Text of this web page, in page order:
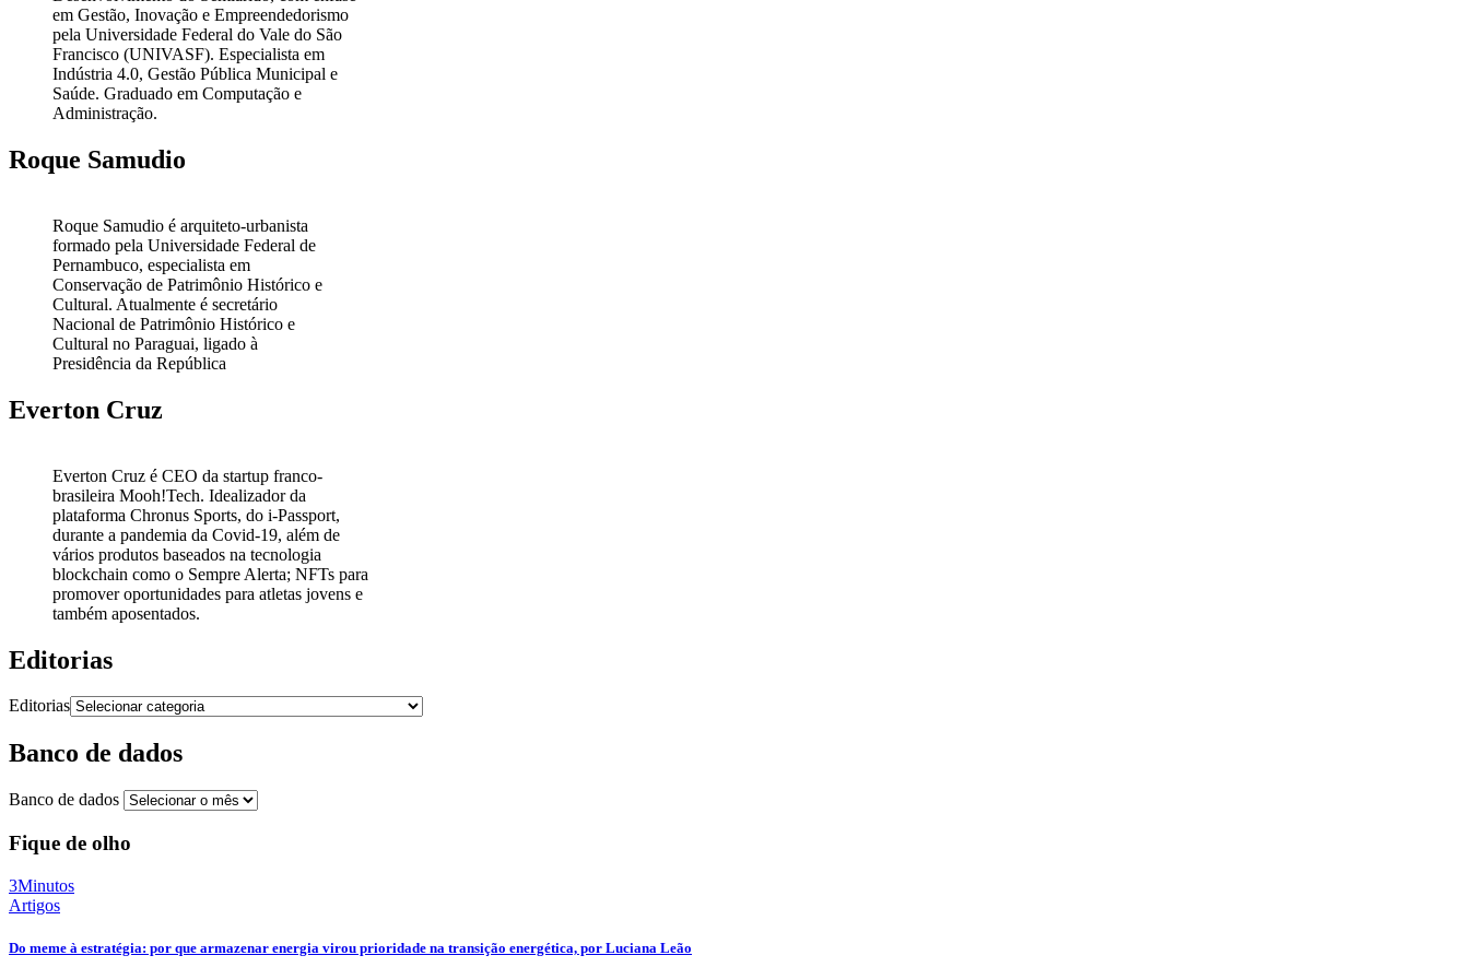
em Gestão, Inovação e Empreendedorismo
pela Universidade Federal do Vale do São
Francisco (UNIVASF). Especialista em
Indústria 4.0, Gestão Pública Municipal e
Saúde. Graduado em Computação e
Administração.
Roque Samudio
Roque Samudio é arquiteto-urbanista
formado pela Universidade Federal de
Pernambuco, especialista em
Conservação de Patrimônio Histórico e
Cultural. Atualmente é secretário
Nacional de Patrimônio Histórico e
Cultural no Paraguai, ligado à
Presidência da República
Everton Cruz
Everton Cruz é CEO da startup franco-
brasileira Mooh!Tech. Idealizador da
plataforma Chronus Sports, do i-Passport,
durante a pandemia da Covid-19, além de
vários produtos baseados na tecnologia
blockchain como o Sempre Alerta; NFTs para
promover oportunidades para atletas jovens e
também aposentados.
Editorias
Editorias
Banco de dados
Banco de dados
Fique de olho
3Minutos
Artigos
Do meme à estratégia: por que armazenar energia virou prioridade na transição energética, por Luciana Leão